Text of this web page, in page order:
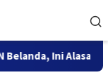
Ini Alasannya